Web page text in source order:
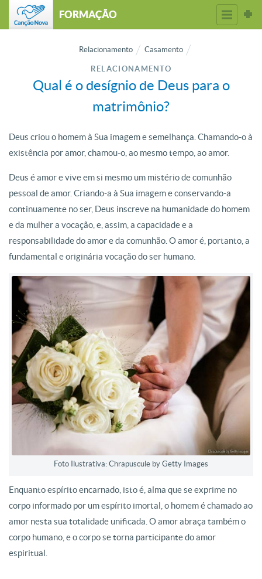
FORMAÇÃO
Relacionamento Casamento
RELACIONAMENTO
Qual é o desígnio de Deus para o
matrimônio?
Deus criou o homem à Sua imagem e semelhança. Chamando-o à
existência por amor, chamou-o, ao mesmo tempo, ao amor.
Deus é amor e vive em si mesmo um mistério de comunhão
pessoal de amor. Criando-a à Sua imagem e conservando-a
continuamente no ser, Deus inscreve na humanidade do homem
e da mulher a vocação, e, assim, a capacidade e a
responsabilidade do amor e da comunhão. O amor é, portanto, a
fundamental e originária vocação do ser humano.
Foto Ilustrativa: Chrapuscule by Getty Images
Enquanto espírito encarnado, isto é, alma que se exprime no
corpo informado por um espírito imortal, o homem é chamado ao
amor nesta sua totalidade unificada. O amor abraça também o
corpo humano, e o corpo se torna participante do amor
espiritual.